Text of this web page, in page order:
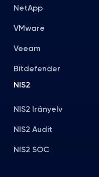
NetApp
VMware
Veeam
Bitdefender
NIS2
NIS2 Irányelv
NIS2 Audit
NIS2 SOC